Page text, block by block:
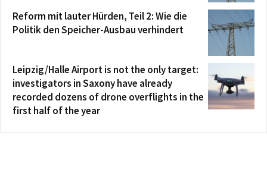
Reform mit lauter Hürden, Teil 2: Wie die
Politik den Speicher-Ausbau verhindert
Leipzig/Halle Airport is not the only target:
investigators in Saxony have already
recorded dozens of drone overflights in the
first half of the year